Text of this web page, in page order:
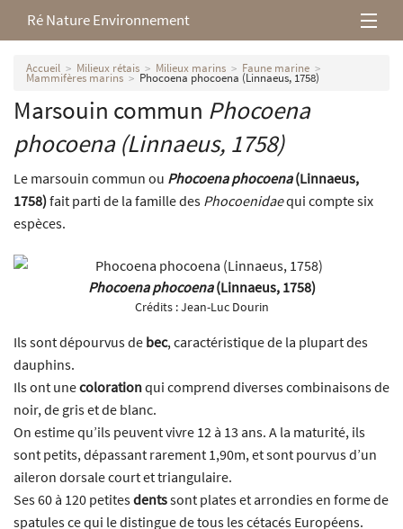
Ré Nature Environnement
L’association
Milieux rétais
Nos parutions
Accueil Milieux rétais Milieux marins Faune marine
Mammifères marins Phocoena phocoena (Linnaeus, 1758)
Marsouin commun Phocoena
phocoena(Linnaeus, 1758)
Le marsouin commun ou Phocoena phocoena(Linnaeus,
1758)fait parti de la famille des Phocoenidaequi compte six
espèces.
Phocoena phocoena(Linnaeus, 1758)
Crédits :Jean-Luc Dourin
Ils sont dépourvus de bec, caractéristique de la plupart des
dauphins.
Ils ont unecolorationqui comprend diverses combinaisons de
noir, de gris et de blanc.
On estime qu’ils peuvent vivre 12 à 13 ans. A la maturité, ils
sont petits, dépassant rarement 1,90m, et sont pourvus d’un
aileron dorsale court et triangulaire.
Ses 60 à 120 petitesdentssont plates et arrondies en forme de
spatules ce qui le distingue de tous les cétacés Européens.